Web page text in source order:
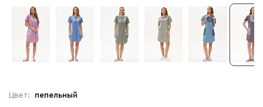
Цвет: пепельный